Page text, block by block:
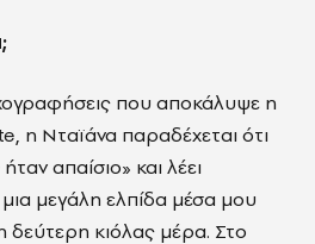
που αποκάλυψε η
η Νταϊάνα παραδέχεται ότι
απαίσιο» και λέει
μια μεγάλη ελπίδα μέσα μου
δεύτερη κιόλας μέρα. Στο